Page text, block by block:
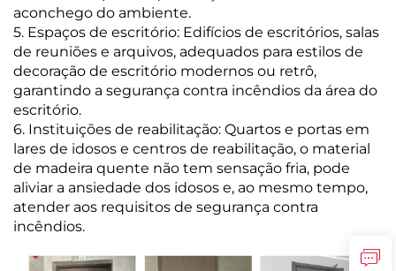
aconchego do ambiente.
5. Espaços de escritório: Edifícios de escritórios, salas
de reuniões e arquivos, adequados para estilos de
decoração de escritório modernos ou retrô,
garantindo a segurança contra incêndios da área do
escritório.
6. Instituições de reabilitação: Quartos e portas em
lares de idosos e centros de reabilitação, o material
de madeira quente não tem sensação fria, pode
aliviar a ansiedade dos idosos e, ao mesmo tempo,
atender aos requisitos de segurança contra
incêndios.